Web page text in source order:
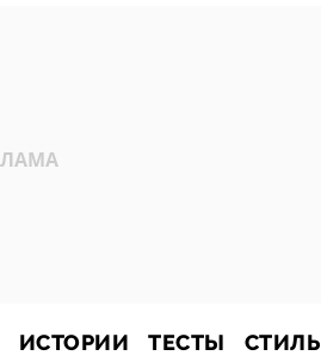
ИСТОРИИ ТЕСТЫ СТИЛЬ